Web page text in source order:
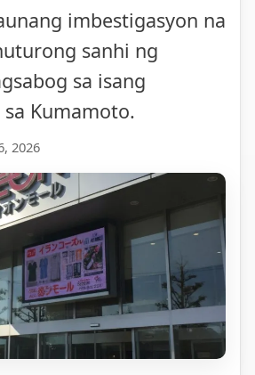
imbestigasyon na
sanhi ng
sa isang
Kumamoto.
2026